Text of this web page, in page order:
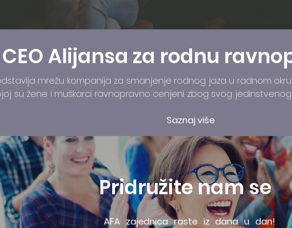
CEO Alijansa za rodnu
mrežu kompanija za smanjenje rodnog jaza u radnom
su žene i muškarci ravnopravno cenjeni zbog svog
Saznaj više
Pridružite nam se
AFA zajednica raste iz dana u dan!